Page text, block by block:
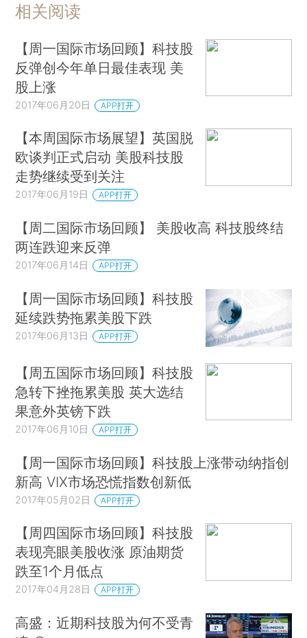
相关阅读
【周一国际市场回顾】科技股
反弹创今年单日最佳表现 美
股上涨
2017年06月20日 APP打开
【本周国际市场展望】英国脱
欧谈判正式启动 美股科技股
走势继续受到关注
2017年06月19日 APP打开
【周二国际市场回顾】 美股收高 科技股终结
两连跌迎来反弹
2017年06月14日 APP打开
【周一国际市场回顾】科技股
延续跌势拖累美股下跌
2017年06月13日 APP打开
【周五国际市场回顾】科技股
急转下挫拖累美股 英大选结
果意外英镑下跌
2017年06月10日 APP打开
【周一国际市场回顾】科技股上涨带动纳指创
新高 VIX市场恐慌指数创新低
2017年05月02日 APP打开
【周四国际市场回顾】科技股
表现亮眼美股收涨 原油期货
跌至1个月低点
2017年04月28日 APP打开
高盛：近期科技股为何不受青